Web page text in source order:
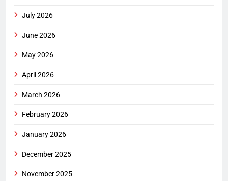
July 2026
June 2026
May 2026
April 2026
March 2026
February 2026
January 2026
December 2025
November 2025